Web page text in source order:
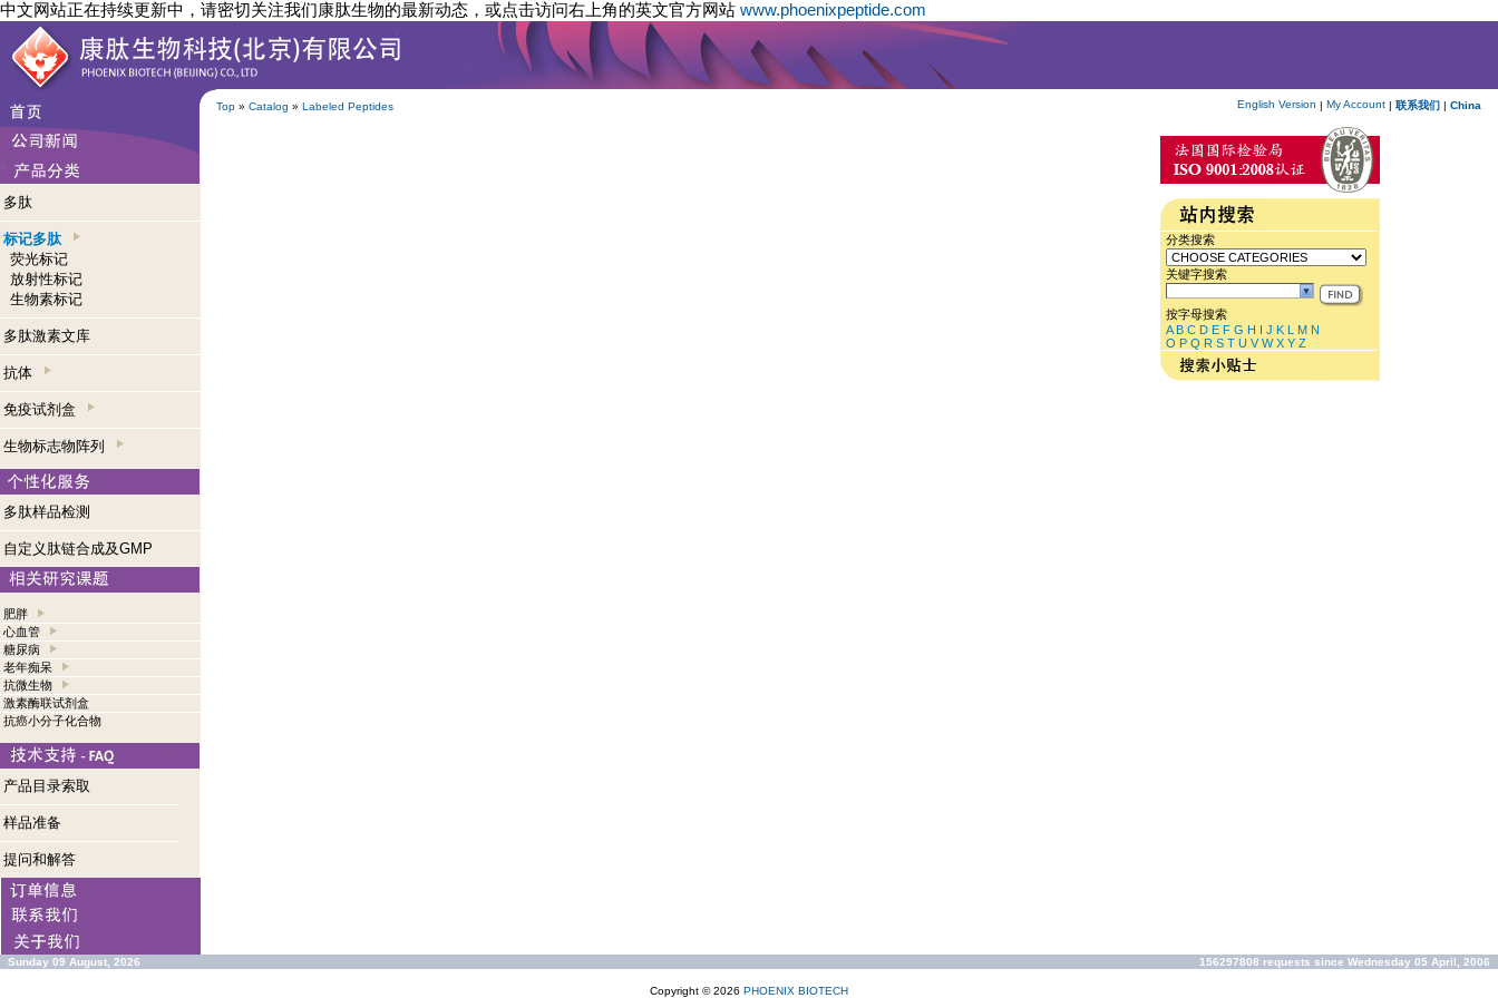
中文网站正在持续更新中，请密切关注我们康肽生物的最新动态，或点击访问右上角的英文官方网站 www.phoenixpeptide.com
Top » Catalog » Labeled Peptides English Version | My Account | 联系我们 | China
多肽
标记多肽
荧光标记
放射性标记
生物素标记
多肽激素文库
抗体
免疫试剂盒
生物标志物阵列
多肽样品检测
自定义肽链合成及GMP
肥胖
心血管
糖尿病
老年痴呆
抗微生物
激素酶联试剂盒
抗癌小分子化合物
产品目录索取
样品准备
提问和解答
分类搜索
关键字搜索
按字母搜索
A B C D E F G H I J K L M N
O P Q R S T U V W X Y Z
Sunday 09 August, 2026 156297808 requests since Wednesday 05 April, 2006
Copyright © 2026 PHOENIX BIOTECH